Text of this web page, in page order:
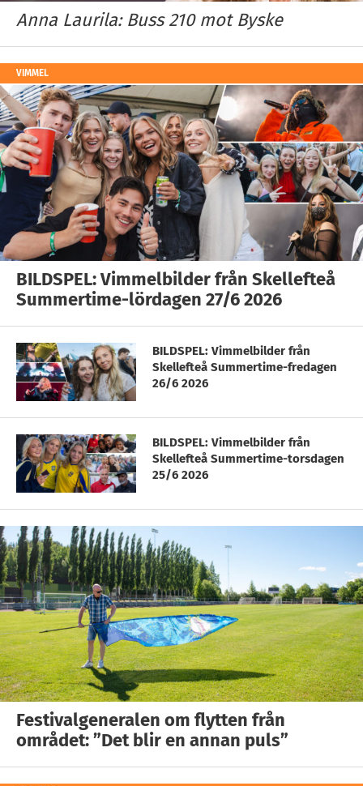
Anna Laurila: Buss 210 mot Byske
VIMMEL
BILDSPEL: Vimmelbilder från Skellefteå
Summertime-lördagen 27/6 2026
BILDSPEL: Vimmelbilder från
Skellefteå Summertime-fredagen
26/6 2026
BILDSPEL: Vimmelbilder från
Skellefteå Summertime-torsdagen
25/6 2026
Festivalgeneralen om flytten från
området: ”Det blir en annan puls”